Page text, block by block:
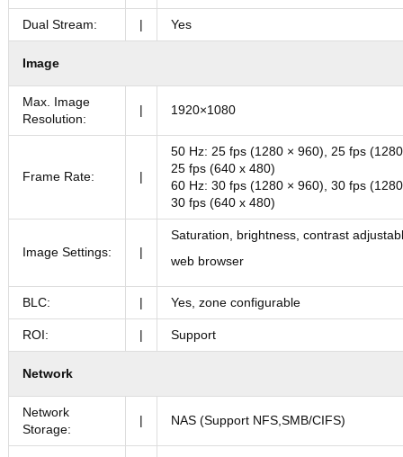
Dual Stream: | Yes
Image
Max. Image
Resolution:
| 1920×1080
Frame Rate: |
50 Hz: 25 fps (1280 × 960), 25 fps
25 fps (640 x 480)
60 Hz: 30 fps (1280 × 960), 30 fps
30 fps (640 x 480)
Image Settings: |
Saturation, brightness, contrast
web browser
BLC: | Yes, zone configurable
ROI: | Support
Network
Network
Storage:
| NAS (Support NFS,SMB/CIFS)